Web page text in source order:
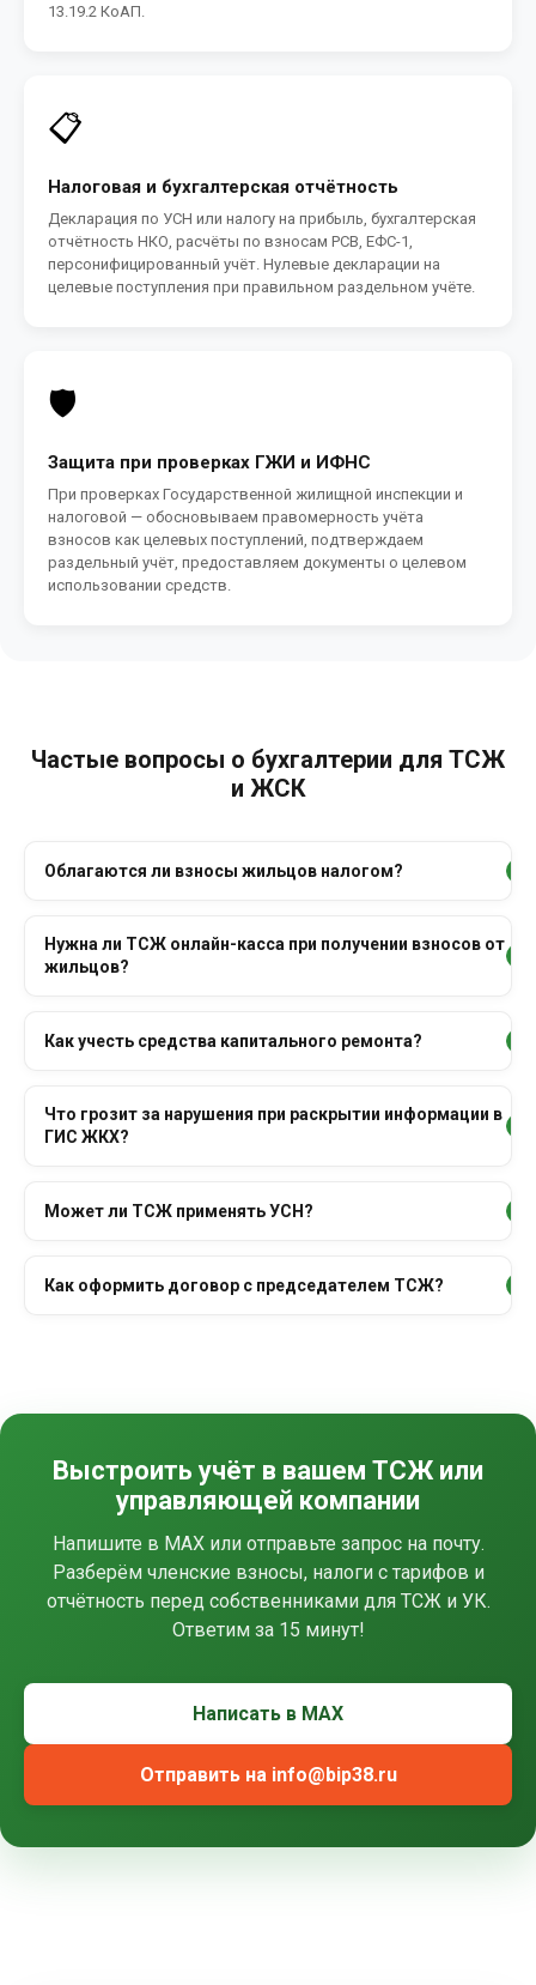
13.19.2 КоАП.
📋
Налоговая и бухгалтерская отчётность
Декларация по УСН или налогу на прибыль, бухгалтерская
отчётность НКО, расчёты по взносам РСВ, ЕФС-1,
персонифицированный учёт. Нулевые декларации на
целевые поступления при правильном раздельном учёте.
🛡️
Защита при проверках ГЖИ и ИФНС
При проверках Государственной жилищной инспекции и
налоговой — обосновываем правомерность учёта
взносов как целевых поступлений, подтверждаем
раздельный учёт, предоставляем документы о целевом
использовании средств.
Частые вопросы о бухгалтерии для ТСЖ
и ЖСК
Облагаются ли взносы жильцов налогом?
Нужна ли ТСЖ онлайн-касса при получении взносов от
жильцов?
Как учесть средства капитального ремонта?
Что грозит за нарушения при раскрытии информации в
ГИС ЖКХ?
Может ли ТСЖ применять УСН?
Как оформить договор с председателем ТСЖ?
Выстроить учёт в вашем ТСЖ или
управляющей компании
Напишите в MAX или отправьте запрос на почту.
Разберём членские взносы, налоги с тарифов и
отчётность перед собственниками для ТСЖ и УК.
Ответим за 15 минут!
Написать в MAX
Отправить на info@bip38.ru